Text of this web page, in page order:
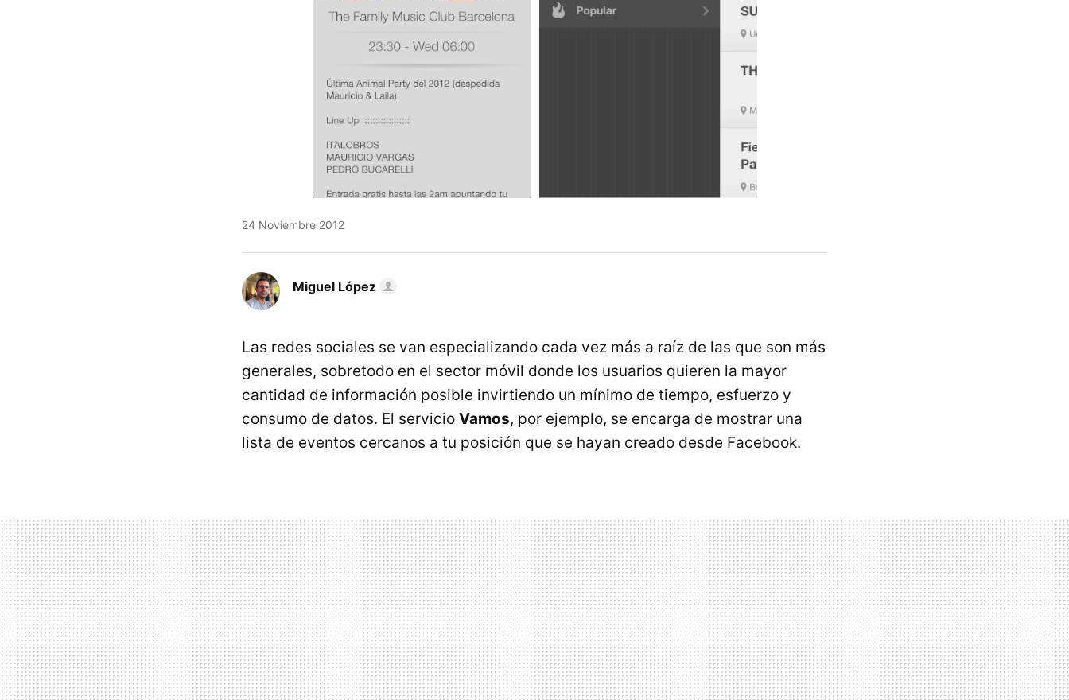
24 Noviembre 2012
Miguel López
Las redes sociales se van especializando cada vez más a raíz de las que son más
generales, sobretodo en el sector móvil donde los usuarios quieren la mayor
cantidad de información posible invirtiendo un mínimo de tiempo, esfuerzo y
consumo de datos. El servicio Vamos, por ejemplo, se encarga de mostrar una
lista de eventos cercanos a tu posición que se hayan creado desde Facebook.